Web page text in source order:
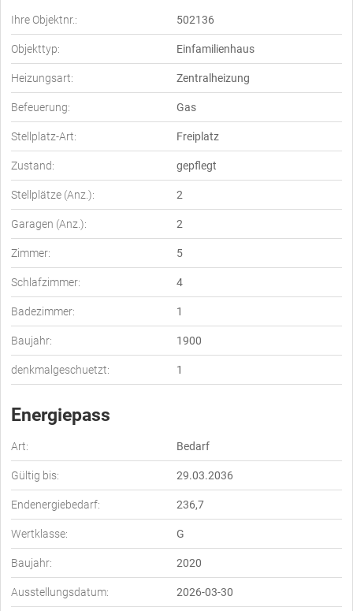
Ihre Objektnr.: 502136
Objekttyp: Einfamilienhaus
Heizungsart: Zentralheizung
Befeuerung: Gas
Stellplatz-Art: Freiplatz
Zustand: gepflegt
Stellplätze (Anz.): 2
Garagen (Anz.): 2
Zimmer: 5
Schlafzimmer: 4
Badezimmer: 1
Baujahr: 1900
denkmalgeschuetzt: 1
Energiepass
Art: Bedarf
Gültig bis: 29.03.2036
Endenergiebedarf: 236,7
Wertklasse: G
Baujahr: 2020
Ausstellungsdatum: 2026-03-30